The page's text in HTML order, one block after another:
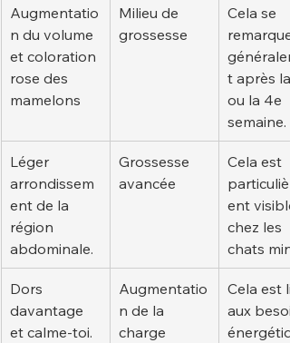
Augmentatio
n du volume
et coloration
rose des
mamelons
Milieu de
grossesse
Cela se
remarque
t après la
ou la 4e
semaine.
Léger
arrondissem
ent de la
région
abdominale.
Grossesse
avancée
Cela est
ent visible
chez les
chats
Dors
davantage
et calme-toi.
Augmentatio
n de la
charge
Cela est
aux